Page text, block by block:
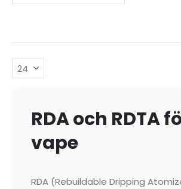
RDA och RDTA
vape
RDA (Rebuildable Dripping